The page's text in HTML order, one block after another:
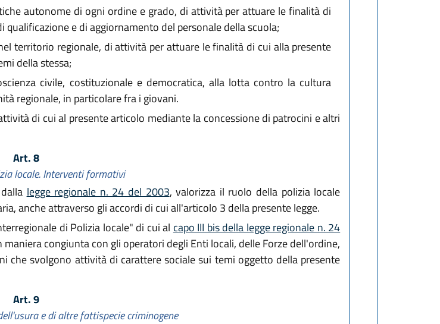
autonome di ogni ordine e grado, di attività per attuare le finalità di
e di aggiornamento del personale della scuola;
territorio regionale, di attività per attuare le finalità di cui alla presente
della stessa;
civile, costituzionale e democratica, alla lotta contro la cultura
regionale, in particolare fra i giovani.
di cui al presente articolo mediante la concessione di patrocini e altri
Art. 8
locale. Interventi formativi
legge regionale n. 24 del 2003, valorizza il ruolo della polizia locale
anche attraverso gli accordi di cui all'articolo 3 della presente legge.
di Polizia locale" di cui al capo III bis della legge regionale n. 24
congiunta con gli operatori degli Enti locali, delle Forze dell'ordine,
che svolgono attività di carattere sociale sui temi oggetto della presente
Art. 9
e di altre fattispecie criminogene